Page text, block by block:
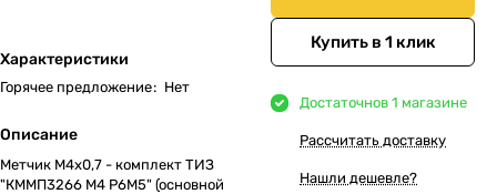
Характеристики
Горячее предложение: Нет
Описание
Метчик М4х0,7 - комплект ТИЗ
"КММП3266 М4 Р6М5" (основной
Купить в 1 клик
Достаточнов 1 магазине
Рассчитать доставку
Нашли дешевле?